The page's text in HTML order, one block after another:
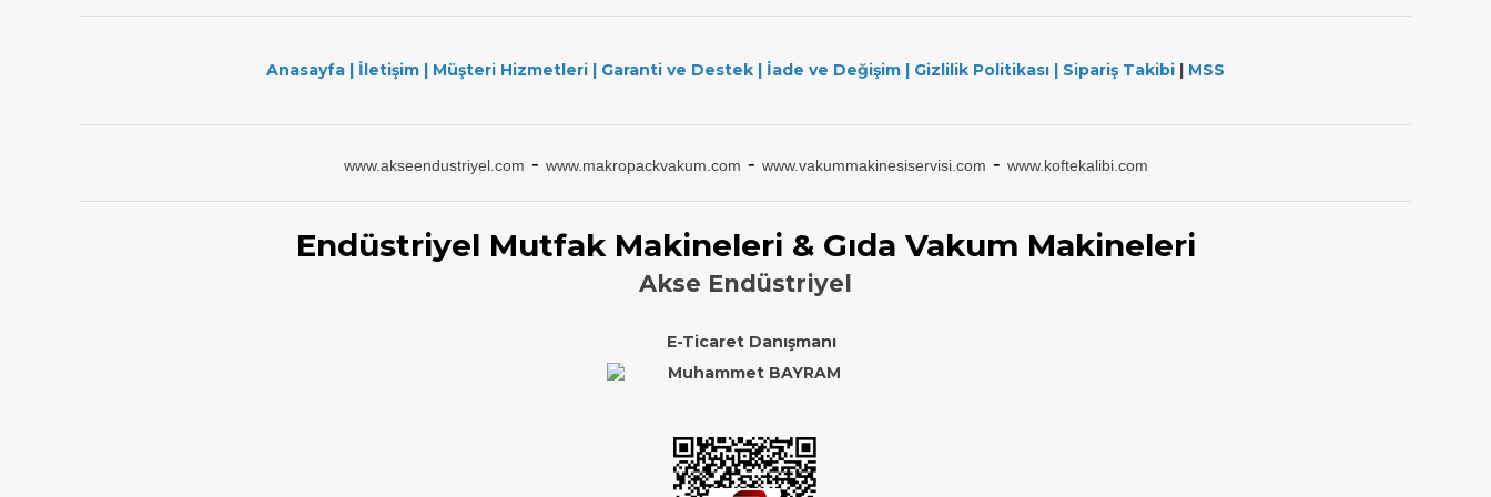
Anasayfa | İletişim | Müşteri Hizmetleri | Garanti ve Destek | İade ve Değişim | Gizlilik Politikası | Sipariş Takibi | MSS
www.akseendustriyel.com - www.makropackvakum.com - www.vakummakinesiservisi.com - www.koftekalibi.com
Endüstriyel Mutfak Makineleri & Gıda Vakum Makineleri
Akse Endüstriyel
E-Ticaret Danışmanı